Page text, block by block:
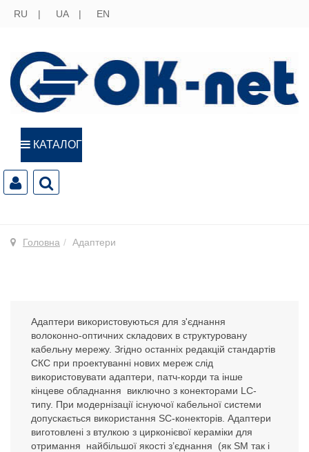
RU UA EN
КАТАЛОГ
Головна Адаптери
Адаптери використовуються для з'єднання
волоконно-оптичних складових в структуровану
кабельну мережу. Згідно останніх редакцій стандартів
СКС при проектуванні нових мереж слід
використовувати адаптери, патч-корди та інше
кінцеве обладнання виключно з конекторами LC-
типу. При модернізації існуючої кабельної системи
допускається використання SC-конекторів. Адаптери
виготовлені з втулкою з цирконієвої кераміки для
отримання найбільшої якості з’єднання (як SM так і